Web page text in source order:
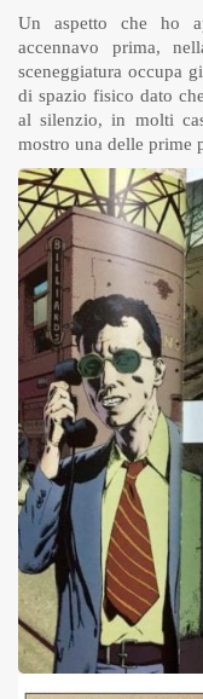
Un aspetto che ho
accennavo prima,
sceneggiatura occupa
di spazio fisico dato
al silenzio, in molti
mostro una delle prime